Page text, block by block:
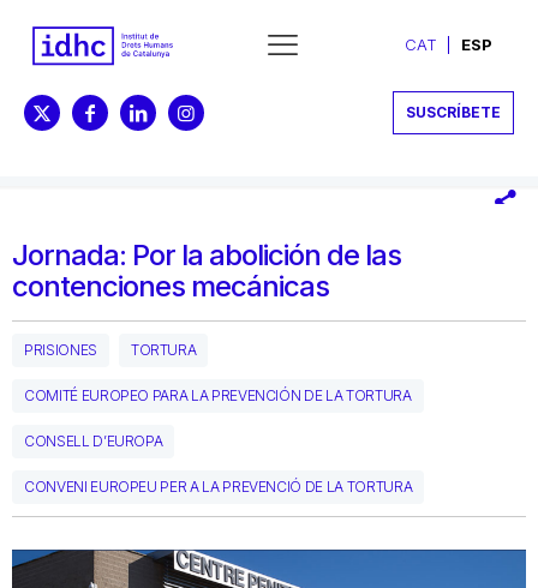
CAT ESP
SUSCRÍBETE
Jornada: Por la abolición de las
contenciones mecánicas
PRISIONES TORTURA
COMITÉ EUROPEO PARA LA PREVENCIÓN DE LA TORTURA
CONSELL D’EUROPA
CONVENI EUROPEU PER A LA PREVENCIÓ DE LA TORTURA